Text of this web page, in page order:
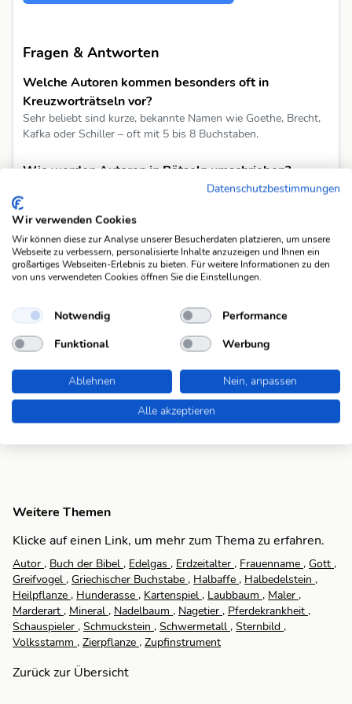
Fragen & Antworten
Welche Autoren kommen besonders oft in
Kreuzworträtseln vor?
Sehr beliebt sind kurze, bekannte Namen wie Goethe, Brecht,
Kafka oder Schiller – oft mit 5 bis 8 Buchstaben.
Wie werden Autoren in Rätseln umschrieben?
Häufige Umschreibungen sind 'deutscher Dichter', 'Autor von
Faust' oder 'Theaterautor.
Gibt es auch internationale Autoren?
Ja, Namen wie Ibsen, Poe oder Orwell tauchen ebenfalls auf –
besonders wenn sie sprachlich eingedeutscht sind.
Warum sind Autorennamen so beliebt im
Schwedenrätsel?
Weil sie häufig bekannt, prägnant und klar zuzuordnen sind –
Weitere Themen
Klicke auf einen Link, um mehr zum Thema zu erfahren.
Autor , Buch der Bibel , Edelgas , Erdzeitalter , Frauenname , Gott ,
Greifvogel , Griechischer Buchstabe , Halbaffe , Halbedelstein ,
Heilpflanze , Hunderasse , Kartenspiel , Laubbaum , Maler ,
Marderart , Mineral , Nadelbaum , Nagetier , Pferdekrankheit ,
Schauspieler , Schmuckstein , Schwermetall , Sternbild ,
Volksstamm , Zierpflanze , Zupfinstrument
Zurück zur Übersicht
Datenschutzbestimmungen
Wir verwenden Cookies
Wir können diese zur Analyse unserer Besucherdaten platzieren, um unsere
Webseite zu verbessern, personalisierte Inhalte anzuzeigen und Ihnen ein
großartiges Webseiten-Erlebnis zu bieten. Für weitere Informationen zu den
von uns verwendeten Cookies öffnen Sie die Einstellungen.
Notwendig
Performance
Funktional
Werbung
Ablehnen
Nein, anpassen
Alle akzeptieren